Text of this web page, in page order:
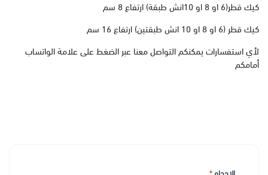
كيك قطر(6 او 8 او 10انش طبقة) ارتفاع 8 سم
كيك قطر (6 او 8 او 10 انش طبقتين) ارتفاع 16 سم
لأي استفسارات يمكنكم التواصل معنا عبر الضغط على علامة الواتساب
أمامكم